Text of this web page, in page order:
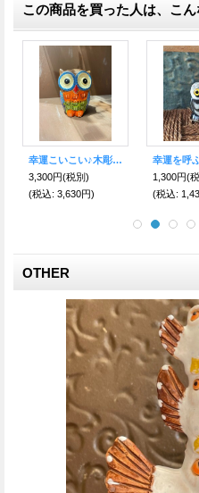
この商品を買った人は、こ
先を見通し厄を祓う★ナザールボンジュウ★ふくろうレザーキーリング ブルー
3,200円(税別)
(税込: 3,520円)
2,300円(
(税込:
OTHER